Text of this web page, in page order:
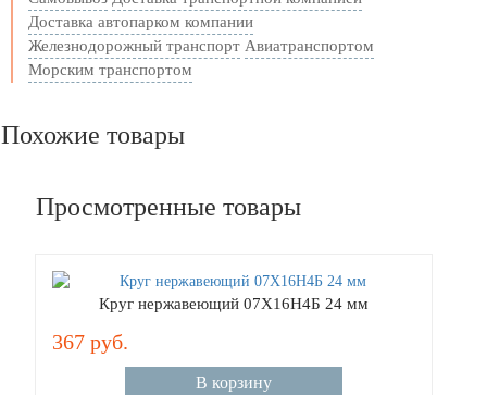
Доставка автопарком компании
Железнодорожный транспорт Авиатранспортом
Морским транспортом
Похожие товары
Просмотренные товары
Круг нержавеющий 07Х16Н4Б 24 мм
367 руб.
В корзину